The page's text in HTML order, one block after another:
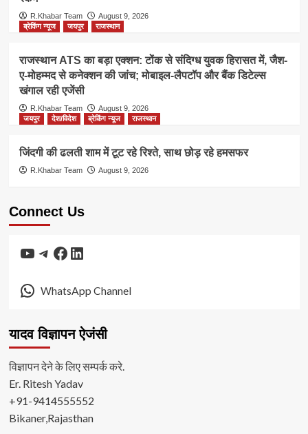
R.Khabar Team
August 9, 2026
ब्रेकिंग न्यूज
जयपुर राजस्थान
राजस्थान ATS का बड़ा एक्शन: टोंक से संदिग्ध युवक हिरासत में, जैश-
ए-मोहम्मद से कनेक्शन की जांच; मोबाइल-लैपटॉप और बैंक डिटेल्स
खंगाल रही एजेंसी
R.Khabar Team
August 9, 2026
जयपुर
देश/विदेश ब्रेकिंग न्यूज राजस्थान
जिंदगी की ढलती शाम में टूट रहे रिश्ते, साथ छोड़ रहे हमसफर
R.Khabar Team August 9, 2026
Connect Us
YouTube
Telegram
Facebook
LinkedIn
WhatsApp Channel
यादव विज्ञापन ऐजंसी
विज्ञापन देने के लिए सम्पर्क करे.
Er. Ritesh Yadav
+91-9414555552
Bikaner,Rajasthan